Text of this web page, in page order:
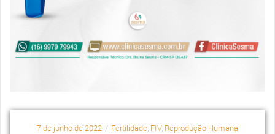
7 de junho de 2022 Fertilidade, FIV, Reprodução Humana